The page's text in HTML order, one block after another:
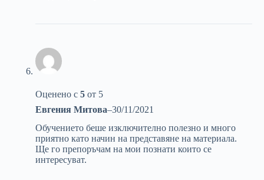
Оценено с 5 от 5
Евгения Митова–30/11/2021
Обучението беше изключително полезно и много
приятно като начин на представяне на материала.
Ще го препоръчам на мои познати които се
интересуват.